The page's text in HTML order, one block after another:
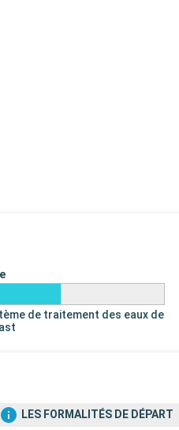
de traitement des eaux de
LES FORMALITÉS DE DÉPART